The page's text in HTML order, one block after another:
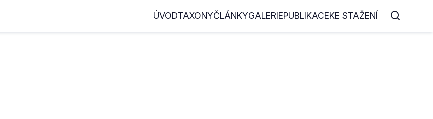
ÚVODTAXONYČLÁNKYGALERIEPUBLIKACEKE STAŽENÍ